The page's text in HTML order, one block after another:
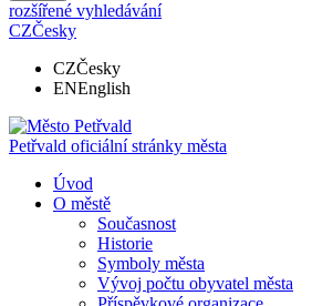
rozšířené vyhledávání
CZČesky
CZČesky
ENEnglish
Petřvald oficiální stránky města
Úvod
O městě
Současnost
Historie
Symboly města
Vývoj počtu obyvatel města